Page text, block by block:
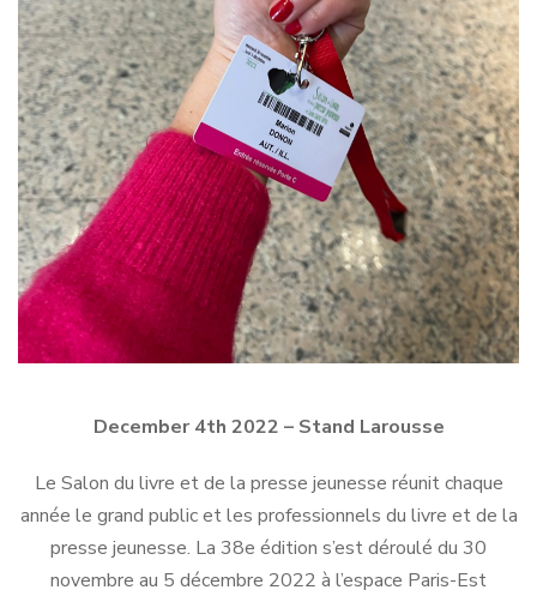
December 4th 2022 – Stand Larousse
Le Salon du livre et de la presse jeunesse réunit chaque
année le grand public et les professionnels du livre et de la
presse jeunesse. La 38e édition s’est déroulé du 30
novembre au 5 décembre 2022 à l’espace Paris-Est